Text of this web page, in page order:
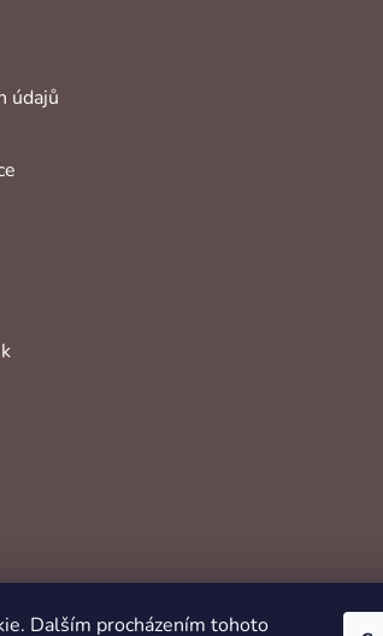
Dalším procházením tohoto
údajů